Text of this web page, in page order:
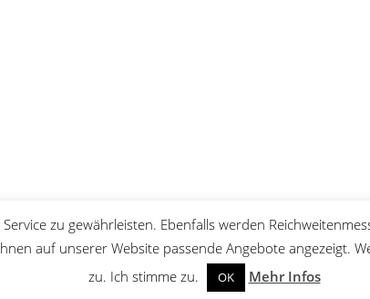
zu gewährleisten. Ebenfalls werden
auf unserer Website passende Angebote angezeigt.
zu. Ich stimme zu.
OK Mehr Infos